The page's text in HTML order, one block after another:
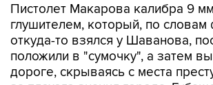
откуда-то взялся у Шаванова,
положили в "сумочку", а затем
дороге, скрываясь с места
за плохого знания города,
смог вспомнить, где именно.